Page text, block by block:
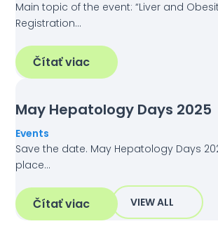
Main topic of the event: “Liver and
Registration…
Čítať viac
May Hepatology Days 2025
Events
Save the date. May Hepatology Days
place…
Čítať viac VIEW ALL